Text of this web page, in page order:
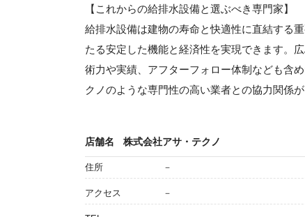
【これからの給排水設備と選ぶべき専門家】
給排水設備は建物の寿命と快適性に直結する
たる安定した機能と経済性を実現できます。
術力や実績、アフターフォロー体制なども含
クノのような専門性の高い業者との協力関係
店舗名 株式会社アサ・テクノ
住所 －
アクセス －